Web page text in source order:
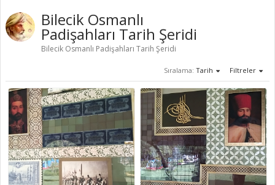
Bilecik Osmanlı
Padişahları Tarih Şeridi
Bilecik Osmanlı Padişahları Tarih Şeridi
Sıralama: Tarih Filtreler